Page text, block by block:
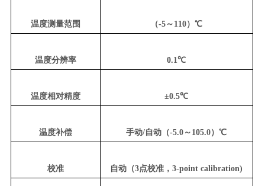
温度测量范围 （-5～110）℃
温度分辨率 0.1℃
温度相对精度 ±0.5℃
温度补偿 手动/自动（-5.0～105.0）℃
校准 自动（3点校准，3-point calibration)